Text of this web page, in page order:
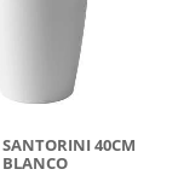
40CM
BLANCO